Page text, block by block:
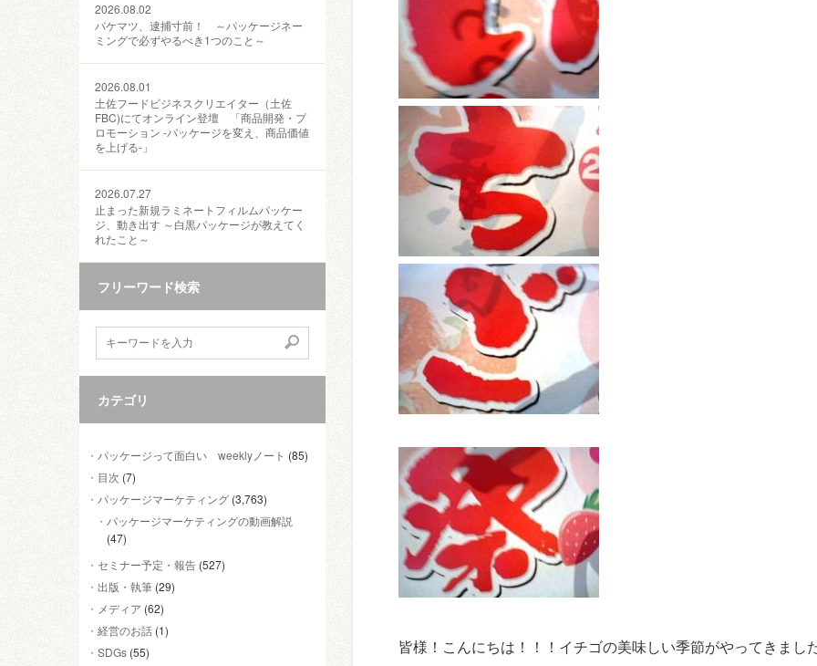
2026.08.02
パケマツ、逮捕寸前！ ～パッケージネー
ミングで必ずやるべき1つのこと～
2026.08.01
土佐フードビジネスクリエイター（土佐
FBC)にてオンライン登壇 「商品開発・プ
ロモーション ‐パッケージを変え、商品価値
を上げる‐」
2026.07.27
止まった新規ラミネートフィルムパッケー
ジ、動き出す ～白黒パッケージが教えてく
れたこと～
フリーワード検索
カテゴリ
パッケージって面白い weeklyノート (85)
目次 (7)
パッケージマーケティング (3,763)
パッケージマーケティングの動画解説
(47)
セミナー予定・報告 (527)
出版・執筆 (29)
メディア (62)
経営のお話 (1)
SDGs (55)
皆様！こんにちは！！！イチゴの美味しい季節がやってきまし